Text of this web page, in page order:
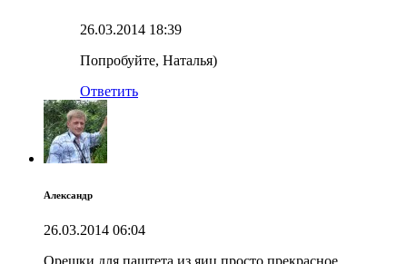
26.03.2014 18:39
Попробуйте, Наталья)
Ответить
Александр
26.03.2014 06:04